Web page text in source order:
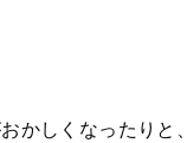
かしくなったりと、